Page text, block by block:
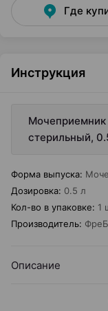
Где
Инструкция
стерильный,
Форма выпуска:
Дозировка: 0.5 л
Кол-во в упаковке: 1
Производитель:
Описание